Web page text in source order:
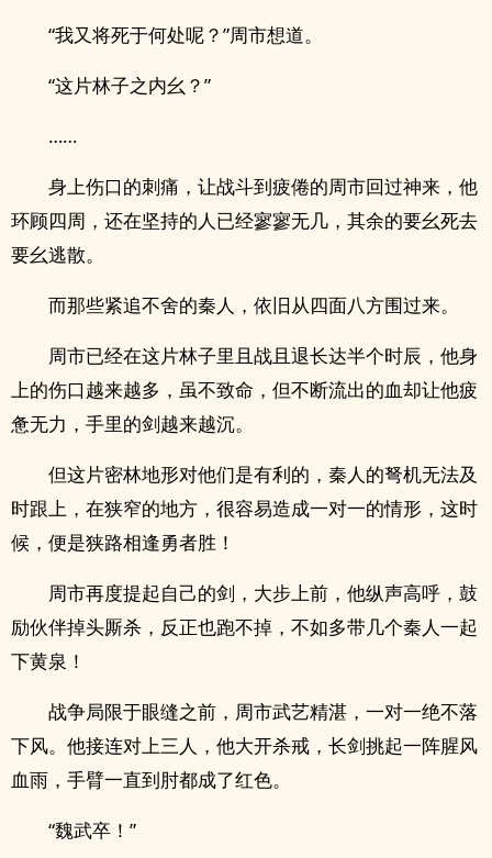
“我又将死于何处呢？”周市想道。
“这片林子之内幺？”
……
身上伤口的刺痛，让战斗到疲倦的周市回过神来，他
环顾四周，还在坚持的人已经寥寥无几，其余的要幺死去
要幺逃散。
而那些紧追不舍的秦人，依旧从四面八方围过来。
周市已经在这片林子里且战且退长达半个时辰，他身
上的伤口越来越多，虽不致命，但不断流出的血却让他疲
惫无力，手里的剑越来越沉。
但这片密林地形对他们是有利的，秦人的弩机无法及
时跟上，在狭窄的地方，很容易造成一对一的情形，这时
候，便是狭路相逢勇者胜！
周市再度提起自己的剑，大步上前，他纵声高呼，鼓
励伙伴掉头厮杀，反正也跑不掉，不如多带几个秦人一起
下黄泉！
战争局限于眼缝之前，周市武艺精湛，一对一绝不落
下风。他接连对上三人，他大开杀戒，长剑挑起一阵腥风
血雨，手臂一直到肘都成了红色。
“魏武卒！”